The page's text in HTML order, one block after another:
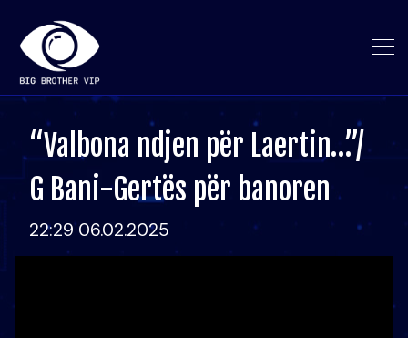
“Valbona ndjen për Laertin…”/
G Bani-Gertës për banoren
22:29 06.02.2025